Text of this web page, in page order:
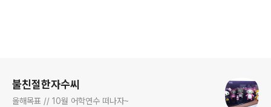
불친절한자수씨
올해목표 // 10월 어학연수 떠나자~